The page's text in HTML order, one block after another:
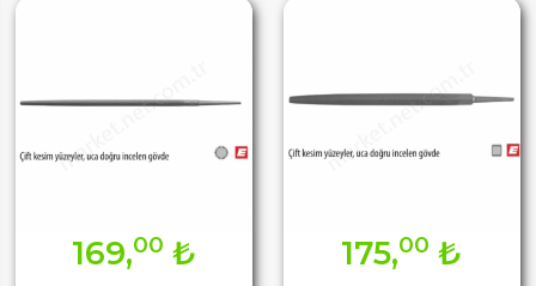
169,00 ₺ 175,00 ₺